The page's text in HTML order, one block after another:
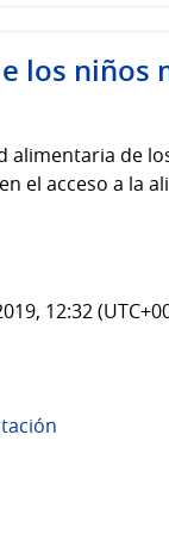
los niños
de
el acceso a la
12:32